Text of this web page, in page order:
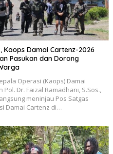
Kaops Damai Cartenz-2026
Pasukan dan Dorong
Operasi (Kaops) Damai
Pol. Dr. Faizal Ramadhani, S.Sos.,
meninjau Pos Satgas
Damai Cartenz di…